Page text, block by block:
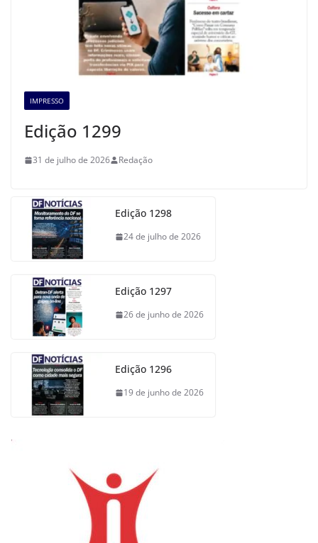
IMPRESSO
Edição 1299
31 de julho de 2026 Redação
Edição 1298
24 de julho de 2026
Edição 1297
26 de junho de 2026
Edição 1296
19 de junho de 2026